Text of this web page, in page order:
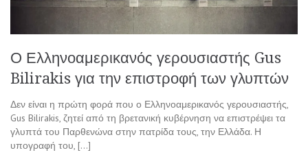
Ο Ελληνοαμερικανός γερουσιαστής Gus
Bilirakis για την επιστροφή των γλυπτών
Δεν είναι η πρώτη φορά που ο Ελληνοαμερικανός γερουσιαστής,
Gus Bilirakis, ζητεί από τη βρετανική κυβέρνηση να επιστρέψει τα
γλυπτά του Παρθενώνα στην πατρίδα τους, την Ελλάδα. Η
υπογραφή του, […]